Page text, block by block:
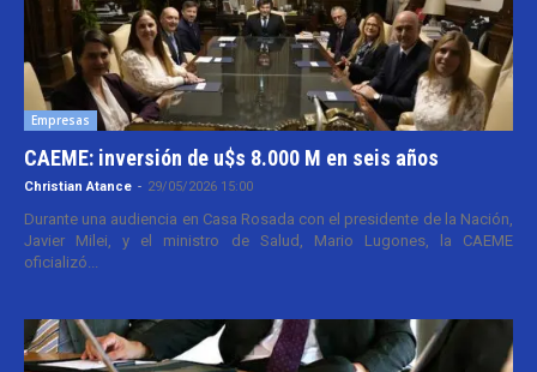
Empresas
CAEME: inversión de u$s 8.000 M en seis años
Christian Atance - 29/05/2026 15:00
Durante una audiencia en Casa Rosada con el presidente de la Nación,
Javier Milei, y el ministro de Salud, Mario Lugones, la CAEME
oficializó...